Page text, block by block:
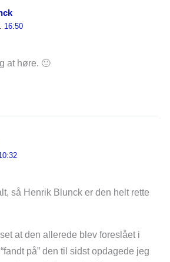
16:50
at høre. 🙂
så Henrik Blunck er den helt rette
at den allerede blev foreslået i
på” den til sidst opdagede jeg